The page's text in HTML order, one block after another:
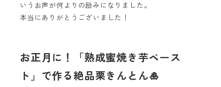
いうお声が何よりの励みになりました。
本当にありがとうございました！
お正月に！「熟成蜜焼き芋ペース
ト」で作る絶品栗きんとん🎍